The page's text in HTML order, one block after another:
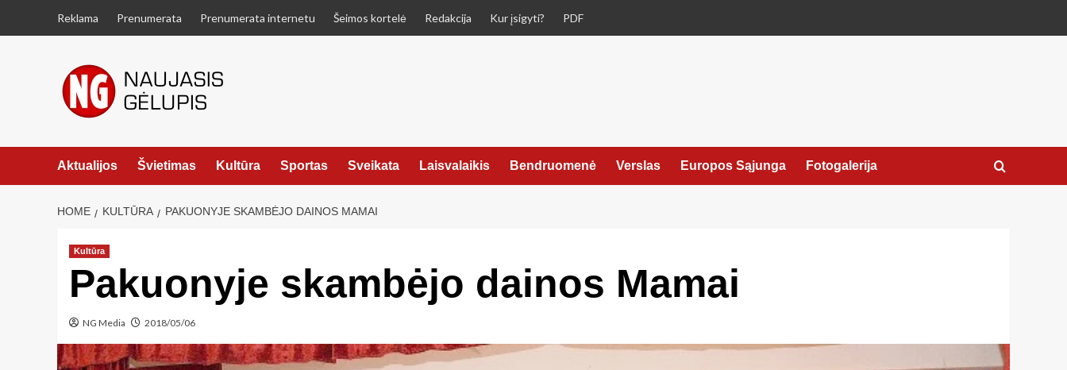
Reklama Prenumerata Prenumerata internetu Šeimos kortelė Redakcija Kur įsigyti? PDF
Aktualijos Švietimas Kultūra Sportas Sveikata Laisvalaikis Bendruomenė Verslas Europos Sąjunga Fotogalerija
HOME KULTŪRA PAKUONYJE SKAMBĖJO DAINOS MAMAI
Kultūra
Pakuonyje skambėjo dainos Mamai
NG Media 2018/05/06